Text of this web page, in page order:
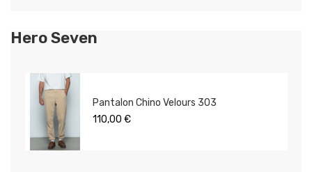
Hero Seven
Pantalon Chino Velours 303
110,00 €